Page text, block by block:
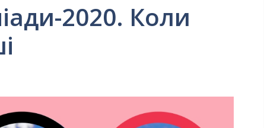
2020. Коли